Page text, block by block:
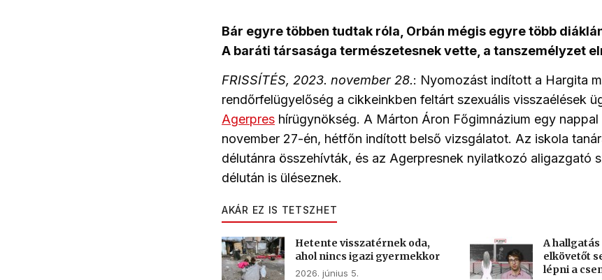
Bár egyre többen tudtak róla, Orbán mégis egyre több
A baráti társasága természetesnek vette, a tanszemélyzet
FRISSÍTÉS, 2023. november 28.: Nyomozást indított a Hargita
rendőrfelügyelőség a cikkeinkben feltárt szexuális visszaélések
Agerpres hírügynökség. A Márton Áron Főgimnázium egy nappal
november 27-én, hétfőn indított belső vizsgálatot. Az iskola
délutánra összehívták, és az Agerpresnek nyilatkozó aligazgató
délután is üléseznek.
AKÁR EZ IS TETSZHET
Hetente visszatérnek oda,
ahol nincs igazi gyermekkor
2026. június 5.
A
elkövetőt
lépni a